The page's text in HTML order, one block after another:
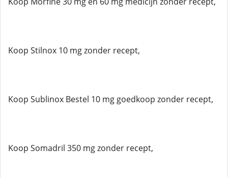
Koop Stilnox 10 mg zonder recept,
Koop Sublinox Bestel 10 mg goedkoop zonder recept,
Koop Somadril 350 mg zonder recept,